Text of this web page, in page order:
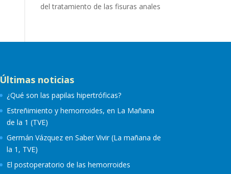
del tratamiento de las fisuras anales
Últimas noticias
¿Qué son las papilas hipertróficas?
Estreñimiento y hemorroides, en La Mañana
de la 1 (TVE)
Germán Vázquez en Saber Vivir (La mañana de
la 1, TVE)
El postoperatorio de las hemorroides